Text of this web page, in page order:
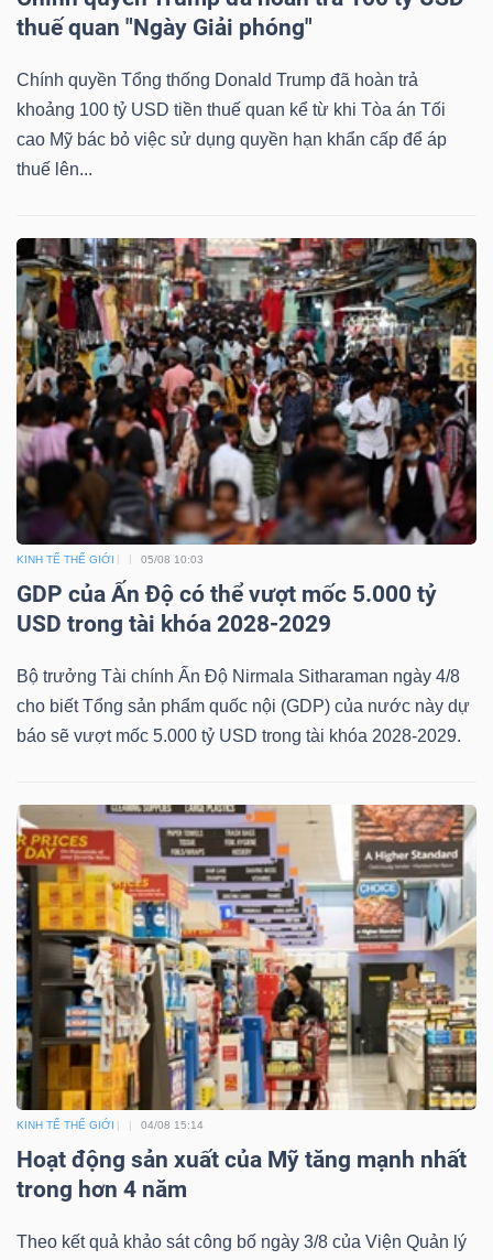
thuế quan "Ngày Giải phóng"
Chính quyền Tổng thống Donald Trump đã hoàn trả
khoảng 100 tỷ USD tiền thuế quan kể từ khi Tòa án Tối
cao Mỹ bác bỏ việc sử dụng quyền hạn khẩn cấp để áp
thuế lên...
KINH TẾ THẾ GIỚI 05/08 10:03
GDP của Ấn Độ có thể vượt mốc 5.000 tỷ
USD trong tài khóa 2028-2029
Bộ trưởng Tài chính Ấn Độ Nirmala Sitharaman ngày 4/8
cho biết Tổng sản phẩm quốc nội (GDP) của nước này dự
báo sẽ vượt mốc 5.000 tỷ USD trong tài khóa 2028-2029.
KINH TẾ THẾ GIỚI 04/08 15:14
Hoạt động sản xuất của Mỹ tăng mạnh nhất
trong hơn 4 năm
Theo kết quả khảo sát công bố ngày 3/8 của Viện Quản lý
Đào
tài
chính
Công
cụ
đầu
tư
Truyền
thông
tài
chính
Dữ
liệu
tài
chính